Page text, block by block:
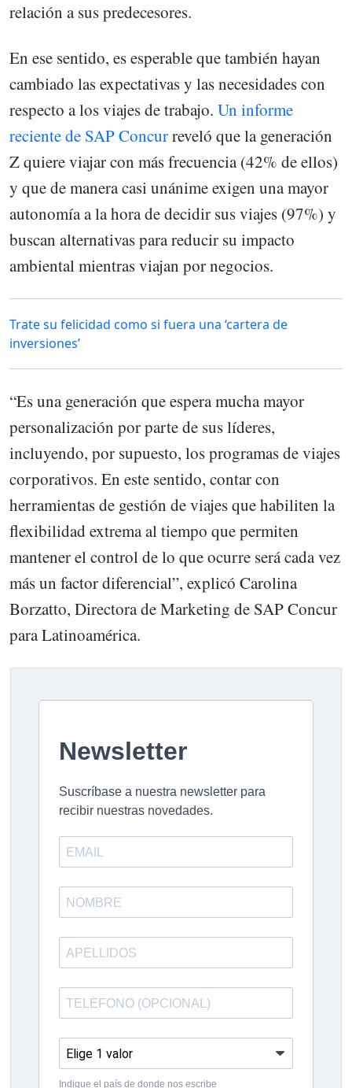
relación a sus predecesores.
En ese sentido, es esperable que también hayan
cambiado las expectativas y las necesidades con
respecto a los viajes de trabajo. Un informe
reciente de SAPConcurreveló que la generación
Z quiere viajar con más frecuencia (42% de ellos)
y que de manera casi unánime exigen una mayor
autonomía a la hora de decidir sus viajes (97%) y
buscan alternativas para reducir su impacto
ambiental mientras viajan por negocios.
Trate su felicidad como si fuera una ‘cartera de
inversiones’
“Es una generación que espera mucha mayor
personalización por parte de sus líderes,
incluyendo, por supuesto, los programas de viajes
corporativos. En este sentido, contar con
herramientas de gestión de viajes que habiliten la
flexibilidad extrema al tiempo que permiten
mantener el control de lo que ocurre será cada vez
más un factor diferencial”, explicó Carolina
Borzatto, Directora de Marketing de SAP Concur
para Latinoamérica.